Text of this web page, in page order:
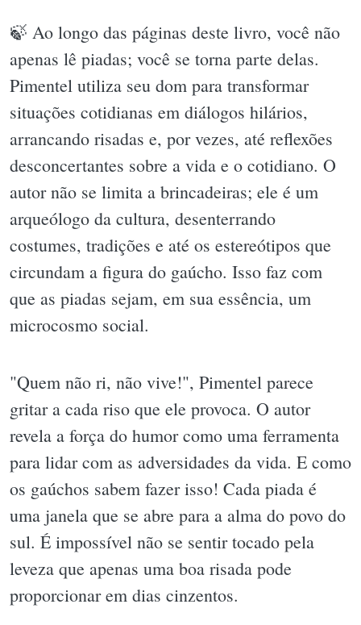
🍃 Ao longo das páginas deste livro, você não
apenas lê piadas; você se torna parte delas.
Pimentel utiliza seu dom para transformar
situações cotidianas em diálogos hilários,
arrancando risadas e, por vezes, até reflexões
desconcertantes sobre a vida e o cotidiano. O
autor não se limita a brincadeiras; ele é um
arqueólogo da cultura, desenterrando
costumes, tradições e até os estereótipos que
circundam a figura do gaúcho. Isso faz com
que as piadas sejam, em sua essência, um
microcosmo social.
"Quem não ri, não vive!", Pimentel parece
gritar a cada riso que ele provoca. O autor
revela a força do humor como uma ferramenta
para lidar com as adversidades da vida. E como
os gaúchos sabem fazer isso! Cada piada é
uma janela que se abre para a alma do povo do
sul. É impossível não se sentir tocado pela
leveza que apenas uma boa risada pode
proporcionar em dias cinzentos.